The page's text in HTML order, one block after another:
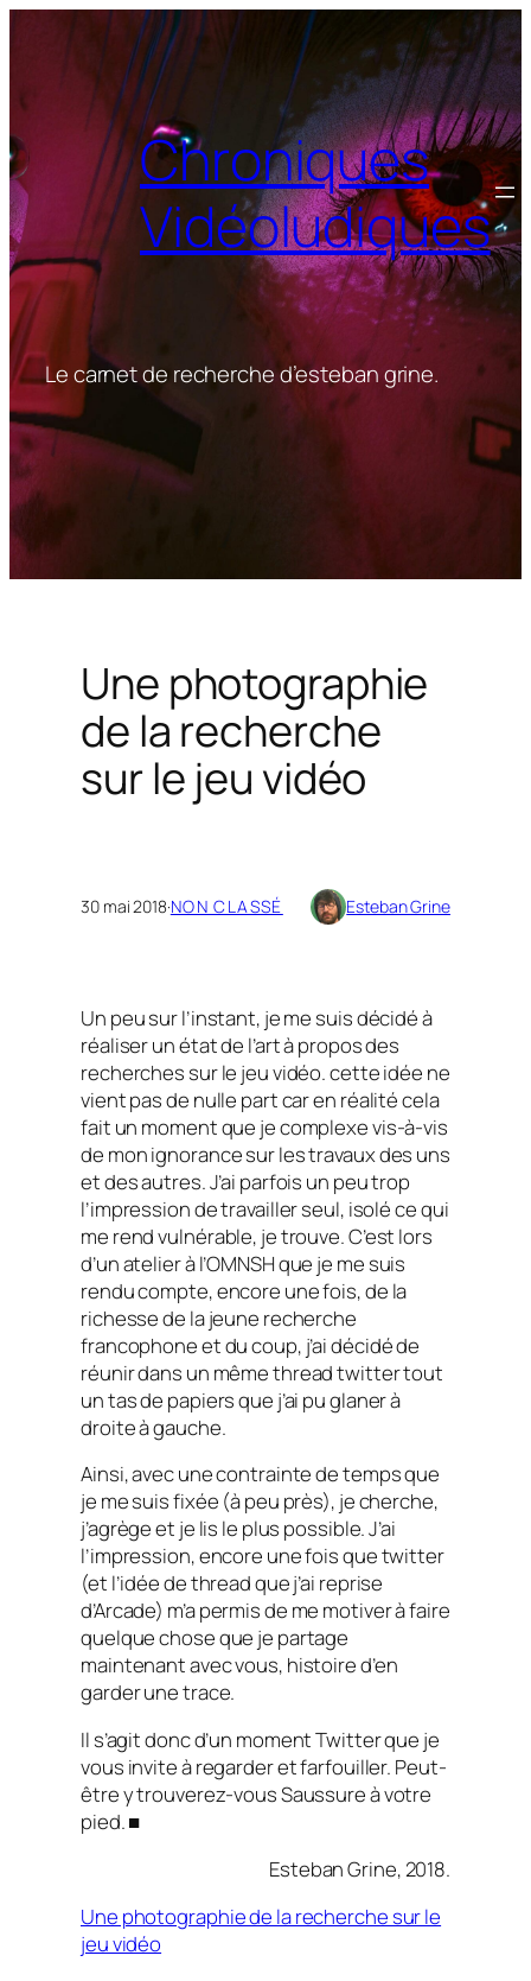
Chroniques
Vidéoludiques
Le carnet de recherche d’esteban grine.
Une photographie
de la recherche
sur le jeu vidéo
30 mai 2018·NON CLASSÉ Esteban Grine
Un peu sur l’instant, je me suis décidé à
réaliser un état de l’art à propos des
recherches sur le jeu vidéo. cette idée ne
vient pas de nulle part car en réalité cela
fait un moment que je complexe vis-à-vis
de mon ignorance sur les travaux des uns
et des autres. J’ai parfois un peu trop
l’impression de travailler seul, isolé ce qui
me rend vulnérable, je trouve. C’est lors
d’un atelier à l’OMNSH que je me suis
rendu compte, encore une fois, de la
richesse de la jeune recherche
francophone et du coup, j’ai décidé de
réunir dans un même thread twitter tout
un tas de papiers que j’ai pu glaner à
droite à gauche.
Ainsi, avec une contrainte de temps que
je me suis fixée (à peu près), je cherche,
j’agrège et je lis le plus possible. J’ai
l’impression, encore une fois que twitter
(et l’idée de thread que j’ai reprise
d’Arcade) m’a permis de me motiver à faire
quelque chose que je partage
maintenant avec vous, histoire d’en
garder une trace.
Il s’agit donc d’un moment Twitter que je
vous invite à regarder et farfouiller. Peut-
être y trouverez-vous Saussure à votre
pied. ■
Esteban Grine, 2018.
Une photographie de la recherche sur le
jeu vidéo